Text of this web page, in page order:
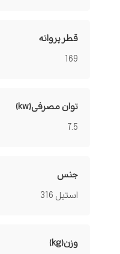
قطر پروانه
169
توان مصرفی(kw)
7.5
جنس
استیل 316
وزن(kg)